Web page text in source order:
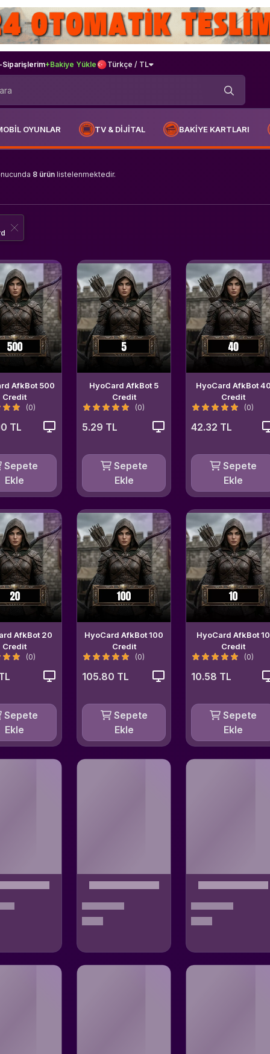
-Siparişlerim+Bakiye Yükle Türkçe / TL
OYUNLAR TV & DİJİTAL BAKİYE KARTLARI
8 ürünlistelenmektedir.
AfkBot 500
Credit
(0)
TL
Sepete
Ekle
HyoCard AfkBot 5
Credit
(0)
5.29 TL
Sepete
Ekle
HyoCard AfkBot
Credit
(0)
42.32 TL
Sepete
Ekle
AfkBot 20
Credit
(0)
Sepete
Ekle
HyoCard AfkBot 100
Credit
(0)
105.80 TL
Sepete
Ekle
HyoCard AfkBot 10
Credit
(0)
10.58 TL
Sepete
Ekle